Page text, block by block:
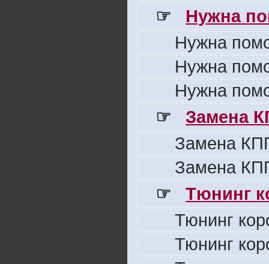
☞
Нужна
Нужна
Нужна
Нужна
☞
Замена
Замена
Замена
☞
Тюнинг
Тюнинг
Тюнинг